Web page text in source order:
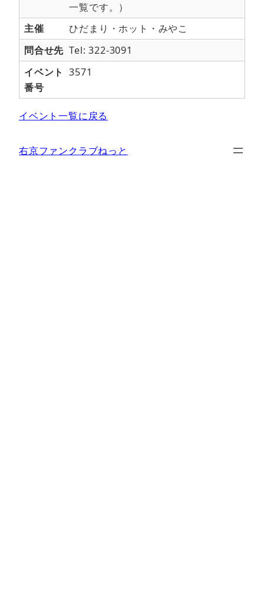
一覧です。）
主催
ひだまり・ホット・みやこ
問合せ先 Tel: 322-3091
イベント
番号
3571
イベント一覧に戻る
右京ファンクラブねっと